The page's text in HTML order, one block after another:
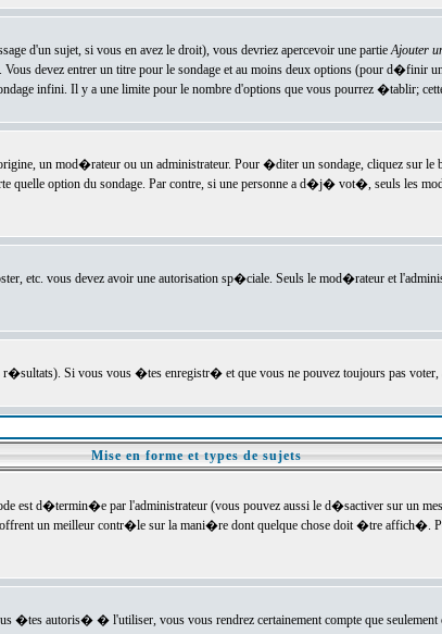
d'un sujet, si vous en avez le droit), vous devriez apercevoir une partieAjouter
devez entrer un titre pour le sondage et au moins deux options (pour
infini. Il y a une limite pour le nombre d'options que vous pourrez �tablir;
un mod�rateur ou un administrateur. Pour �diter un sondage, cliquez sur le
quelle option du sondage. Par contre, si une personne a d�j� vot�, seuls les
etc. vous devez avoir une autorisation sp�ciale. Seuls le mod�rateur et
Si vous vous �tes enregistr� et que vous ne pouvez toujours pas
Mise en forme et types de sujets
d�termin�e par l'administrateur (vous pouvez aussi le d�sactiver sur un
un meilleur contr�le sur la mani�re dont quelque chose doit �tre affich�.
autoris� � l'utiliser, vous vous rendrez certainement compte que seulement